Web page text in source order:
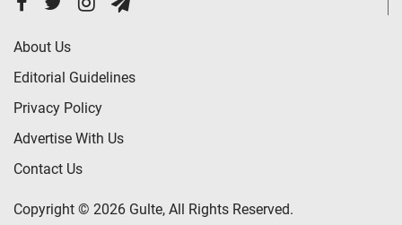
About Us
Editorial Guidelines
Privacy Policy
Advertise With Us
Contact Us
Copyright © 2026 Gulte, All Rights Reserved.